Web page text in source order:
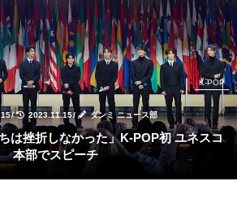
/ 2023.11.15/ ダンミ ニュース部
K-POP
本部でスピーチ